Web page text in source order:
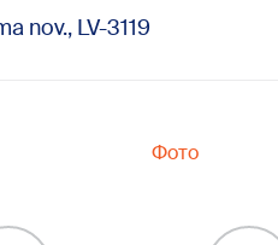
nov., LV-3119
Фото